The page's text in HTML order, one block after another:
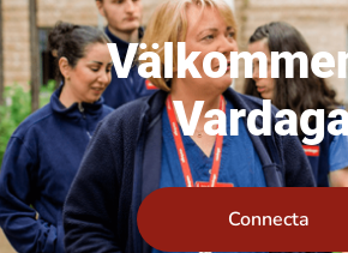
Connecta